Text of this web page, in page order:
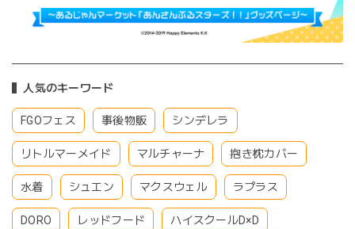
人気のキーワード
FGOフェス 事後物販 シンデレラ
リトルマーメイド マルチャーナ 抱き枕カバー
水着 シュエン マクスウェル ラプラス
DORO レッドフード ハイスクールD×D